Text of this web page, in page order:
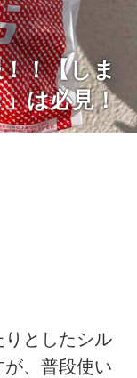
！【しま
は必見！
りとしたシル
、普段使い